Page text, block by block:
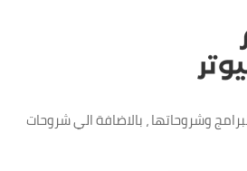
وشروحاتها ، بالاضافة الي شروحات